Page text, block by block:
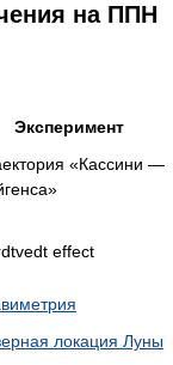
на ППН
Эксперимент
«Кассини —
effect
локация Луны